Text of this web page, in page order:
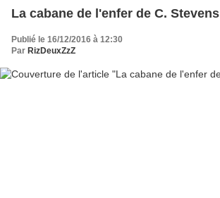
La cabane de l'enfer de C. Stevens
Publié le 16/12/2016 à 12:30
Par RizDeuxZzZ